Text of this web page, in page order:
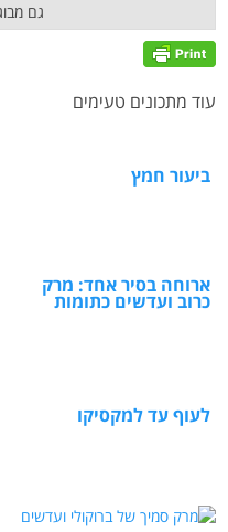
גם
עוד מתכונים טעימים
ביעור חמץ
ארוחה בסיר אחד: מרק
כרוב ועדשים כתומות
לעוף עד למקסיקו